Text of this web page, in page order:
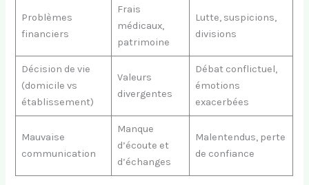
Problèmes
financiers
Frais
médicaux,
patrimoine
Lutte, suspicions,
divisions
Décision de vie
(domicile vs
établissement)
Valeurs
divergentes
Débat conflictuel,
émotions
exacerbées
Mauvaise
communication
Manque
d’écoute et
d’échanges
Malentendus, perte
de confiance